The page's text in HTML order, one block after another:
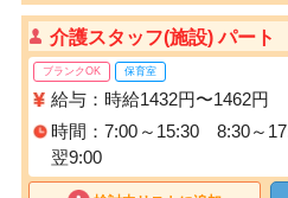
介護スタッフ(施設) パート
ブランクOK 保育室
給与：時給1432円〜1462円
時間：7:00～15:30 8:30～
翌9:00